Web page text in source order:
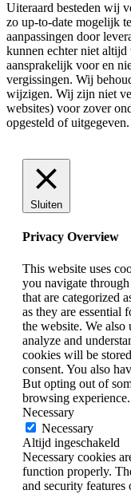
Uiteraard besteden wij
zo up-to-date mogelijk
aanpassingen door
kunnen echter niet
aansprakelijk voor en
vergissingen. Wij
wijzigen. Wij zijn niet
websites) voor zover
opgesteld of uitgegeven.
Sluiten
Privacy Overview
This website uses
you navigate
that are categorized
as they are
the website. We also
analyze and
cookies will be
consent. You also
But opting out of
browsing experience.
Necessary
Necessary
Altijd ingeschakeld
Necessary cookies
function properly.
and security